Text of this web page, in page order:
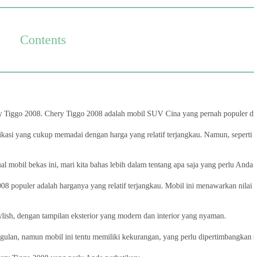
Contents
2008. Chery Tiggo 2008 adalah mobil SUV Cina yang pernah populer
yang cukup memadai dengan harga yang relatif terjangkau. Namun,
mobil bekas ini, mari kita bahas lebih dalam tentang apa saja yang perlu
populer adalah harganya yang relatif terjangkau. Mobil ini menawarkan
dengan tampilan eksterior yang modern dan interior yang nyaman.
namun mobil ini tentu memiliki kekurangan, yang perlu dipertimbangkan